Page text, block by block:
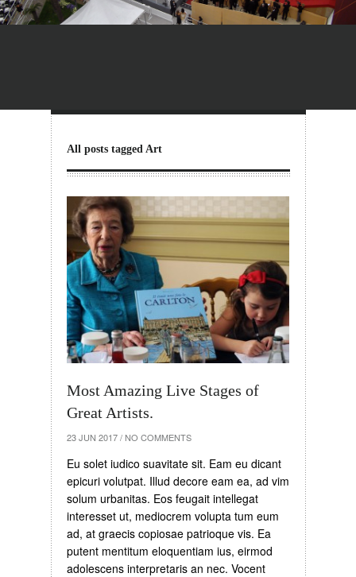
All posts tagged Art
Most Amazing Live Stages of
Great Artists.
23 JUN 2017 / NO COMMENTS
Eu solet iudico suavitate sit. Eam eu dicant
epicuri volutpat. Illud decore eam ea, ad vim
solum urbanitas. Eos feugait intellegat
interesset ut, mediocrem volupta tum eum
ad, at graecis copiosae patrioque vis. Ea
putent mentitum eloquentiam ius, eirmod
adolescens interpretaris an nec. Vocent